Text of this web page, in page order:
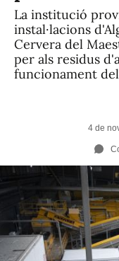
La institució
instal·lacions
Cervera del
per als residus
funcionament
4 de